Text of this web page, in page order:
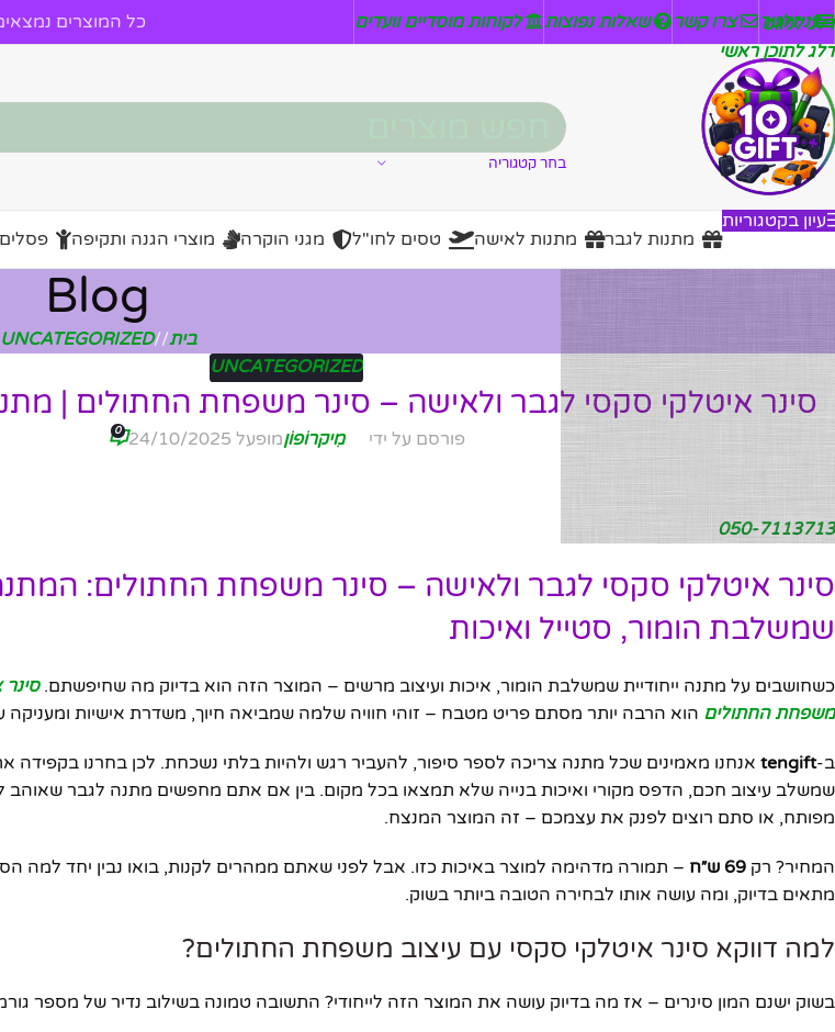
דלג לניווט
דלג לתוכן ראשי
ניזלטר צרו קשר שאלות נפוצות לקוחות מוסדיים וועדים כל המוצרים
בחר קטגוריה
עיון בקטגוריות
מתנות לגבר
מתנות לאישה טסים לחו"ל מגני הוקרה מוצרי הגנה ותקיפה פסלים
Blog
בית/
UNCATEGORIZED
UNCATEGORIZED
סינר איטלקי סקסי לגבר ולאישה – סינר משפחת החתולים |
פורסם על ידי מִיקרוֹפוֹןמופעל 24/10/2025 0
050-7113713
סינר איטלקי סקסי לגבר ולאישה – סינר משפחת החתולים:
שמשלבת הומור, סטייל ואיכות
כשחושבים על מתנה ייחודיית שמשלבת הומור, איכות ועיצוב מרשים – המוצר הזה הוא בדיוק מה שחיפשתם.
משפחת החתולים הוא הרבה יותר מסתם פריט מטבח – זוהי חוויה שלמה שמביאה חיוך, משדרת אישיות ומעניקה
ב-tengift אנחנו מאמינים שכל מתנה צריכה לספר סיפור, להעביר רגש ולהיות בלתי נשכחת. לכן בחרנו בקפידה
שמשלב עיצוב חכם, הדפס מקורי ואיכות בנייה שלא תמצאו בכל מקום. בין אם אתם מחפשים מתנה לגבר שאוהב
מפותח, או סתם רוצים לפנק את עצמכם – זה המוצר המנצח.
המחיר? רק 69 ש״ח
– תמורה מדהימה למוצר באיכות כזו. אבל לפני שאתם ממהרים לקנות, בואו נבין יחד למה
מתאים בדיוק, ומה עושה אותו לבחירה הטובה ביותר בשוק.
למה דווקא סינר איטלקי סקסי עם עיצוב משפחת החתולים?
בשוק ישנם המון סינרים – אז מה בדיוק עושה את המוצר הזה לייחודי? התשובה טמונה בשילוב נדיר של מספר